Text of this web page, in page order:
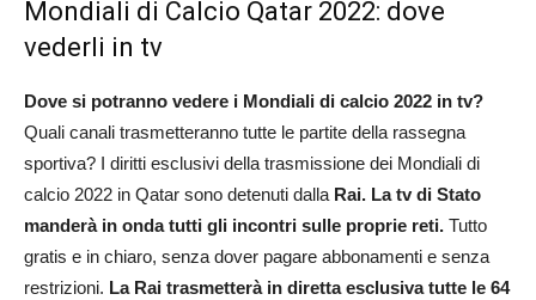
Mondiali di Calcio Qatar 2022: dove
vederli in tv
Dove si potranno vedere i Mondiali di calcio 2022 in tv?
Quali canali trasmetteranno tutte le partite della rassegna
sportiva? I diritti esclusivi della trasmissione dei Mondiali di
calcio 2022 in Qatar sono detenuti dalla Rai. La tv di Stato
manderà in onda tutti gli incontri sulle proprie reti. Tutto
gratis e in chiaro, senza dover pagare abbonamenti e senza
restrizioni. La Rai trasmetterà in diretta esclusiva tutte le 64